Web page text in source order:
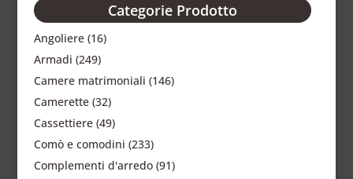
Categorie Prodotto
Angoliere (16)
Armadi (249)
Camere matrimoniali (146)
Camerette (32)
Cassettiere (49)
Comò e comodini (233)
Complementi d'arredo (91)